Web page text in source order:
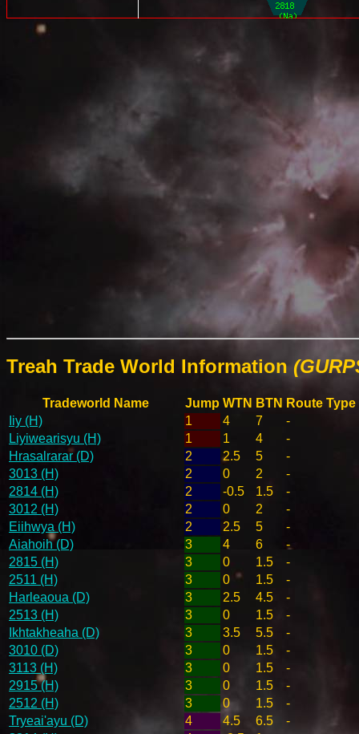
Treah Trade World Information
Tradeworld Name Jump WTN BTN Route Type
Iiy (H)
1 4 7
-
Liyiwearisyu (H)
1 1 4
-
Hrasalrarar (D)
2 2.5 5
-
3013 (H)
2 0 2
-
2814 (H)
2 -0.5 1.5
-
3012 (H)
2 0 2
-
Eiihwya (H)
2 2.5 5
-
Aiahoih (D)
3 4 6
-
2815 (H)
3 0 1.5
-
2511 (H)
3 0 1.5
-
Harleaoua (D)
3 2.5 4.5
-
2513 (H)
3 0 1.5
-
Ikhtakheaha (D)
3 3.5 5.5
-
3010 (D)
3 0 1.5
-
3113 (H)
3 0 1.5
-
2915 (H)
3 0 1.5
-
2512 (H)
3 0 1.5
-
Tryeai'ayu (D)
4 4.5 6.5
-